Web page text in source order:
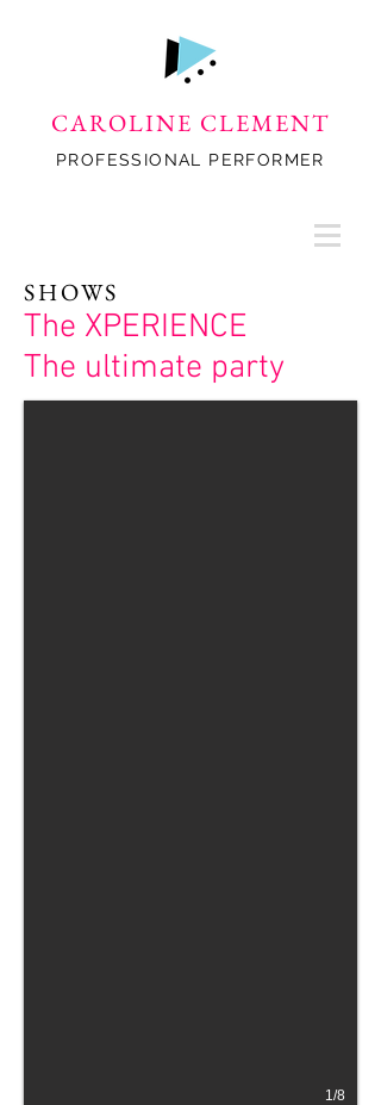
CAROLINE CLEMENT
PROFESSIONAL PERFORMER
SHOWS
The XPERIENCE
The ultimate party
1/8